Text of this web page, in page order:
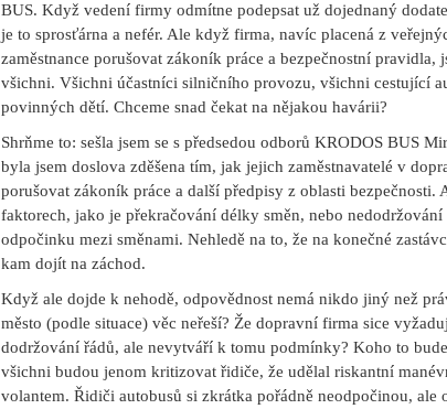
BUS. Když vedení firmy odmítne podepsat už dojednaný
je to sprosťárna a nefér. Ale když firma, navíc placená z
zaměstnance porušovat zákoník práce a bezpečnostní pravidla,
všichni. Všichni účastníci silničního provozu, všichni cestující
povinných dětí. Chceme snad čekat na nějakou havárii?
Shrňme to: sešla jsem se s předsedou odborů KRODOS BUS
byla jsem doslova zděšena tím, jak jejich zaměstnavatelé v
porušovat zákoník práce a další předpisy z oblasti bezpečnosti.
faktorech, jako je překračování délky směn, nebo
odpočinku mezi směnami. Nehledě na to, že na konečné
kam dojít na záchod.
Když ale dojde k nehodě, odpovědnost nemá nikdo jiný než
město (podle situace) věc neřeší? Že dopravní firma sice
dodržování řádů, ale nevytváří k tomu podmínky? Koho to
všichni budou jenom kritizovat řidiče, že udělal riskantní
volantem. Řidiči autobusů si zkrátka pořádně neodpočinou, ale